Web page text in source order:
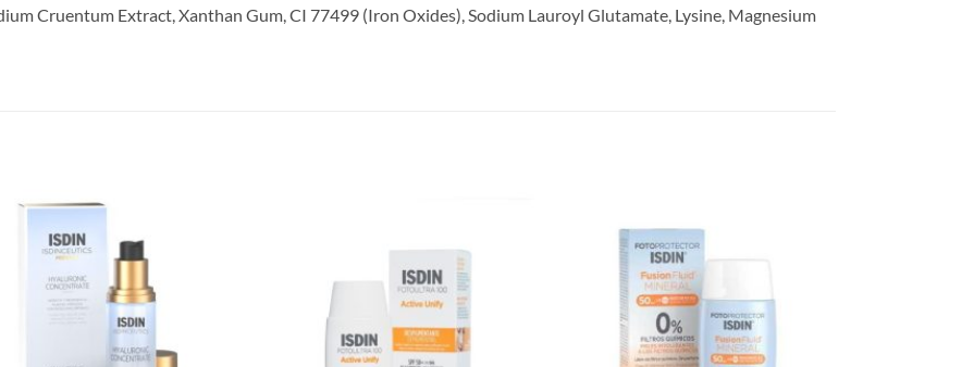
Cruentum Extract, Xanthan Gum, CI 77499 (Iron Oxides), Sodium Lauroyl Glutamate, Lysine, Magnesium